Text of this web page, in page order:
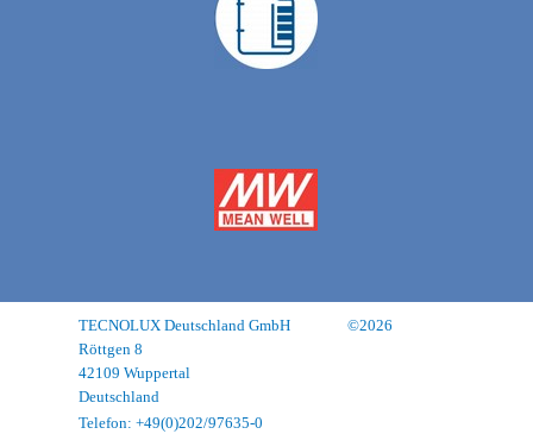
TECNOLUX Deutschland GmbH
Röttgen 8
42109 Wuppertal
Deutschland
Telefon: +49(0)202/97635-0
©2026